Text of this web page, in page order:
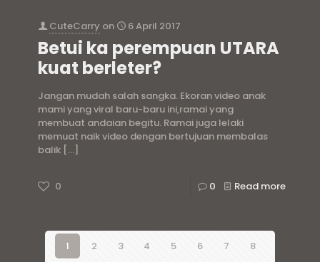
CuteCarry on 6 April 2017
Betui ka perempuan UTARA
kuat berleter?
Jangan mudah salah sangka. Ekoran video anak
mami yang viral baru-baru ini,ramai yang
membuat andaian begitu. Ramai juga lelaki
memuat naik video dengan bertujuan membalas
balik […]
0 0 Read more
1 2 3 4 5 6 7 8